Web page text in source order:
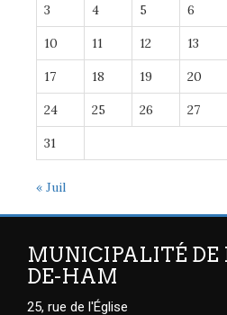
3 4 5 6
10 11 12 13
17 18 19 20
24 25 26 27
31
« Juil
MUNICIPALITÉ DE
DE-HAM
25, rue de l'Église